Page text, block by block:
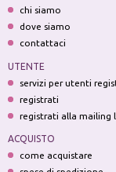
chi siamo
dove siamo
contattaci
UTENTE
servizi per utenti
registrati
registrati alla mailing
ACQUISTO
come acquistare